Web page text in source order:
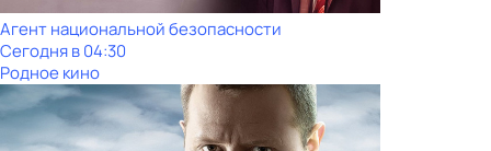
Агент национальной безопасности
Сегодня в 04:30
Родное кино